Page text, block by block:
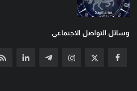
وسائل التواصل الاجتماعي